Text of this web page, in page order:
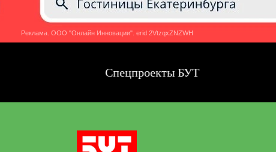
Реклама. ООО "Онлайн Инновации". erid 2VtzqxZNZWH
Спецпроекты БУТ